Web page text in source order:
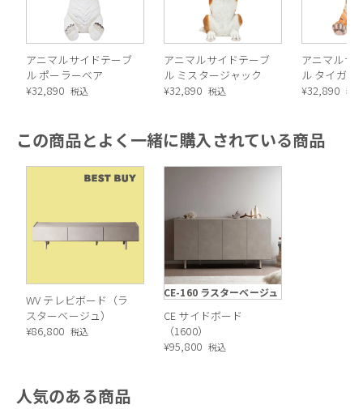
アニマルサイドテーブ
ル ポーラーベア
¥32,890 税込
アニマルサイドテーブ
ル ミスタージャック
¥32,890 税込
アニマルサ
ル タイガー
¥32,890 税
この商品とよく一緒に購入されている商品
WV テレビボード（ラ
スターベージュ）
¥86,800 税込
CE-160 ラスターベージュ
CE サイドボード
（1600）
¥95,800 税込
人気のある商品